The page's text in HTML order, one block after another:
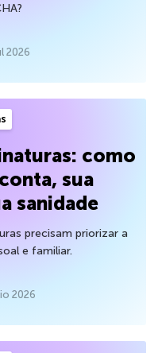
2026
como
sua
sanidade
precisam priorizar a
e familiar.
2026